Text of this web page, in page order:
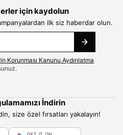
için kaydolun
ilk siz haberdar olun.
Korunması Kanunu Aydınlatma
İndirin
size özel fırsatları yakalayın!